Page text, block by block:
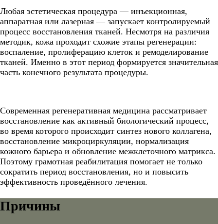
Любая эстетическая процедура — инъекционная,
аппаратная или лазерная — запускает контролируемый
процесс восстановления тканей. Несмотря на различия
методик, кожа проходит схожие этапы регенерации:
воспаление, пролиферацию клеток и ремоделирование
тканей. Именно в этот период формируется значительная
часть конечного результата процедуры.
Современная регенеративная медицина рассматривает
восстановление как активный биологический процесс,
во время которого происходит синтез нового коллагена,
восстановление микроциркуляции, нормализация
кожного барьера и обновление межклеточного матрикса.
Поэтому грамотная реабилитация помогает не только
сократить период восстановления, но и повысить
эффективность проведённого лечения.
Причины